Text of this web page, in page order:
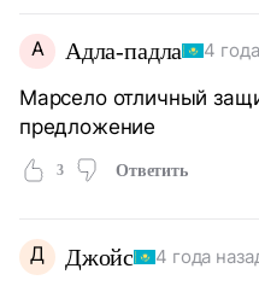
А Адла-падла 4
Марсело отличный
предложение
3 Ответить
Д Джойс 4 года